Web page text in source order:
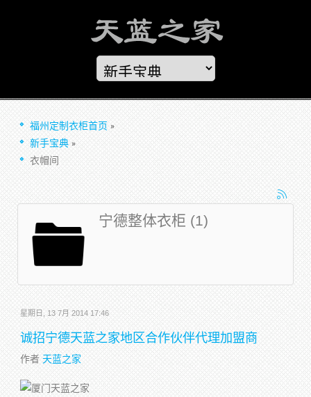
福州定制衣柜首页
新手宝典
衣帽间
宁德整体衣柜 (1)
星期日, 13 7月 2014 17:46
诚招宁德天蓝之家地区合作伙伴代理加盟商
作者天蓝之家